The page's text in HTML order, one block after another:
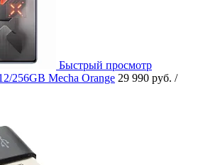
Быстрый просмотр
256GB Mecha Orange 29 990 руб. /